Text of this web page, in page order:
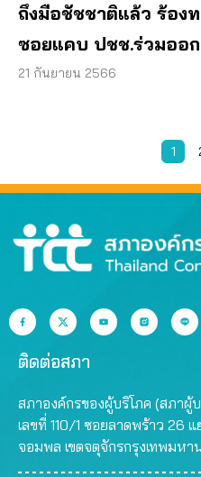
ถึงมือชัชชาติแล้ว ร้อง
ซอยแคบ ปชช.ร่วมออ
21 กันยายน 2566
1
ติดต่อสภา
สภาองค์กรของผู้บริโภค (สภาผู้
เลขที่ 110/1 ซอยลาดพร้าว 26
จอมพล เขตจตุจักรกรุงเทพมหา